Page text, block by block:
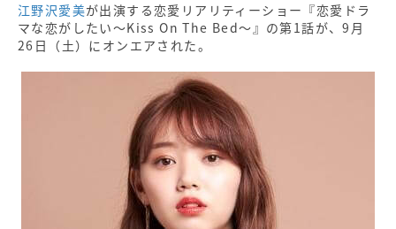
江野沢愛美が出演する恋愛リアリティーショー『恋愛ドラ
マな恋がしたい～Kiss On The Bed～』の第1話が、9月
26日（土）にオンエアされた。